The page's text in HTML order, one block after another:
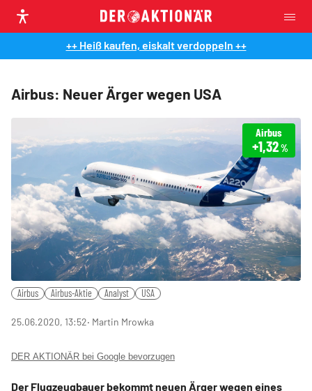
++ Heiß kaufen, eiskalt verdoppeln ++
Airbus: Neuer Ärger wegen USA
Airbus
+1,32%
Airbus Airbus-Aktie Analyst USA
25.06.2020, 13:52‧ Martin Mrowka
DER AKTIONÄR bei Google bevorzugen
Der Flugzeugbauer bekommt neuen Ärger wegen eines